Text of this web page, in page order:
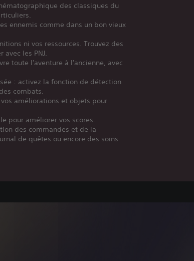
des classiques du
ennemis comme dans un bon vieux
ni vos ressources. Trouvez des
les PNJ.
toute l'aventure à l'ancienne, avec
: activez la fonction de détection
combats.
améliorations et objets pour
pour améliorer vos scores.
des commandes et de la
de quêtes ou encore des soins